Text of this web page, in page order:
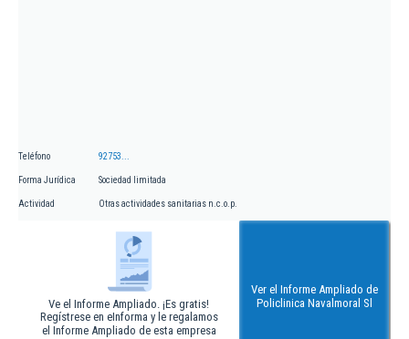
Teléfono 92753...
Forma Jurídica Sociedad limitada
Actividad Otras actividades sanitarias n.c.o.p.
Ve el Informe Ampliado. ¡Es gratis!
Regístrese en eInforma y le regalamos
el Informe Ampliado de esta empresa
Ver el Informe Ampliado de
Policlinica Navalmoral Sl